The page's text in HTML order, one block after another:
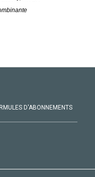
D'ABONNEMENTS